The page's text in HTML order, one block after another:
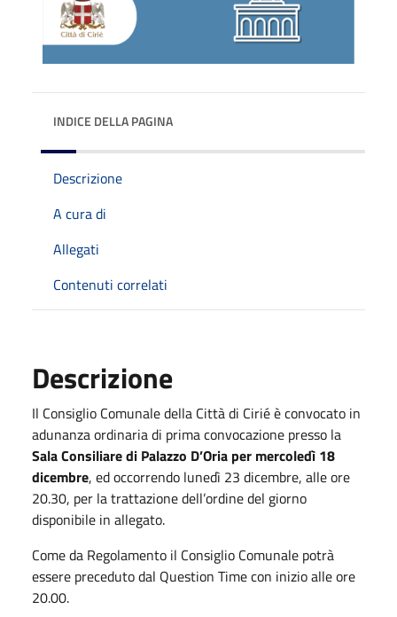
INDICE DELLA PAGINA
Descrizione
A cura di
Allegati
Contenuti correlati
Descrizione
Il Consiglio Comunale della Città di Cirié è convocato in
adunanza ordinaria di prima convocazione presso la
Sala Consiliare di Palazzo D’Oria per mercoledì 18
dicembre, ed occorrendo lunedì 23 dicembre, alle ore
20.30, per la trattazione dell’ordine del giorno
disponibile in allegato.
Come da Regolamento il Consiglio Comunale potrà
essere preceduto dal Question Time con inizio alle ore
20.00.